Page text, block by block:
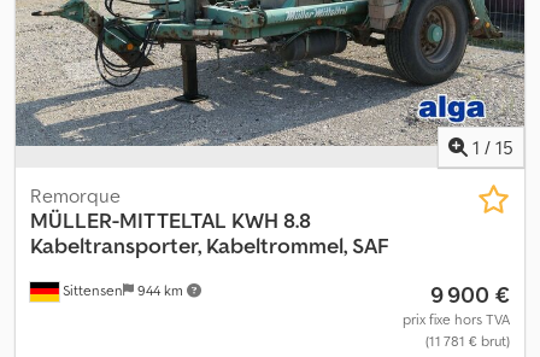
1 / 15
Sittensen 944 km
Remorque
MÜLLER-MITTELTAL KWH 8.8
Kabeltransporter, Kabeltrommel, SAF
9 900 €
prix fixe hors TVA
(11 781 € brut)